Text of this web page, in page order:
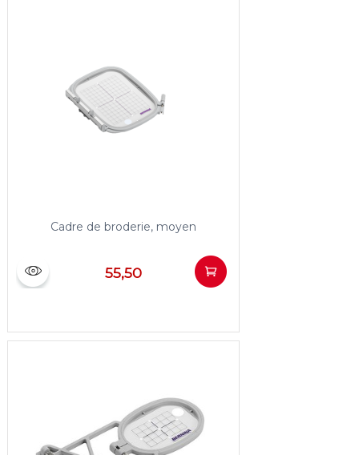
Cadre de broderie, moyen
55,50